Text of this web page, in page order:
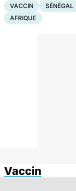
VACCIN SÉNÉGAL
AFRIQUE
Vaccin